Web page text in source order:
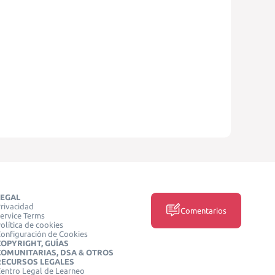
Terms
de cookies
de Cookies
GUÍAS
DSA & OTROS
LEGALES
Legal de Learneo
Comentarios